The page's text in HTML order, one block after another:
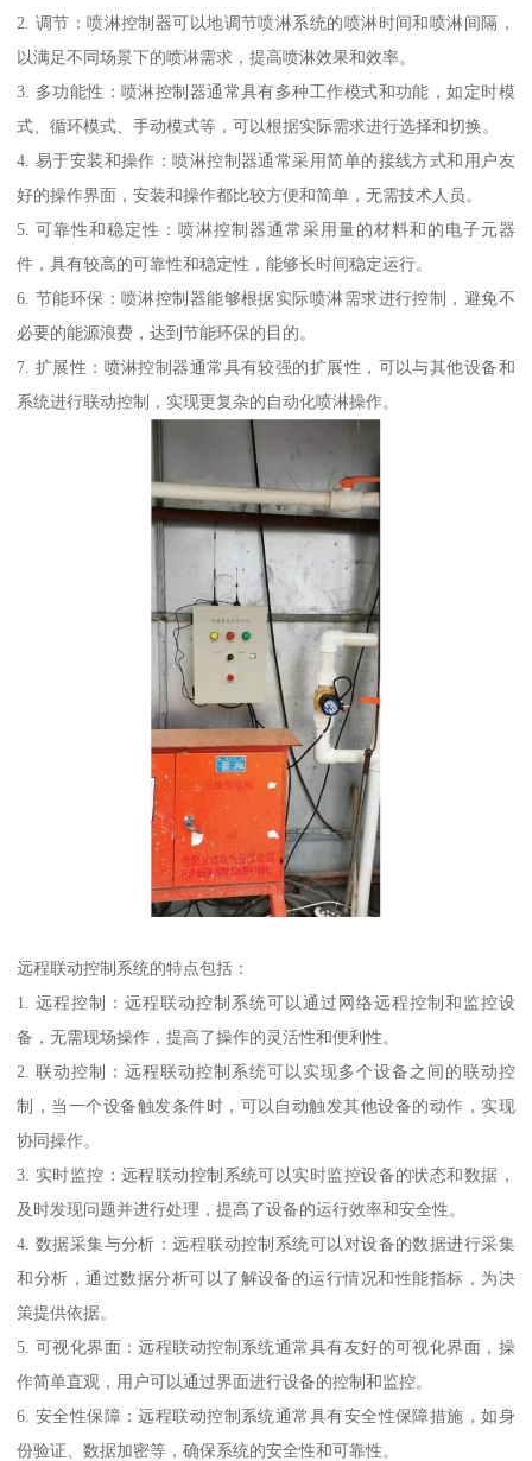
2. 调节：喷淋控制器可以地调节喷淋系统的喷淋时间和喷淋间隔，
以满足不同场景下的喷淋需求，提高喷淋效果和效率。
3. 多功能性：喷淋控制器通常具有多种工作模式和功能，如定时模
式、循环模式、手动模式等，可以根据实际需求进行选择和切换。
4. 易于安装和操作：喷淋控制器通常采用简单的接线方式和用户友
好的操作界面，安装和操作都比较方便和简单，无需技术人员。
5. 可靠性和稳定性：喷淋控制器通常采用量的材料和的电子元器
件，具有较高的可靠性和稳定性，能够长时间稳定运行。
6. 节能环保：喷淋控制器能够根据实际喷淋需求进行控制，避免不
必要的能源浪费，达到节能环保的目的。
7. 扩展性：喷淋控制器通常具有较强的扩展性，可以与其他设备和
系统进行联动控制，实现更复杂的自动化喷淋操作。
远程联动控制系统的特点包括：
1. 远程控制：远程联动控制系统可以通过网络远程控制和监控设
备，无需现场操作，提高了操作的灵活性和便利性。
2. 联动控制：远程联动控制系统可以实现多个设备之间的联动控
制，当一个设备触发条件时，可以自动触发其他设备的动作，实现
协同操作。
3. 实时监控：远程联动控制系统可以实时监控设备的状态和数据，
及时发现问题并进行处理，提高了设备的运行效率和安全性。
4. 数据采集与分析：远程联动控制系统可以对设备的数据进行采集
和分析，通过数据分析可以了解设备的运行情况和性能指标，为决
策提供依据。
5. 可视化界面：远程联动控制系统通常具有友好的可视化界面，操
作简单直观，用户可以通过界面进行设备的控制和监控。
6. 安全性保障：远程联动控制系统通常具有安全性保障措施，如身
份验证、数据加密等，确保系统的安全性和可靠性。